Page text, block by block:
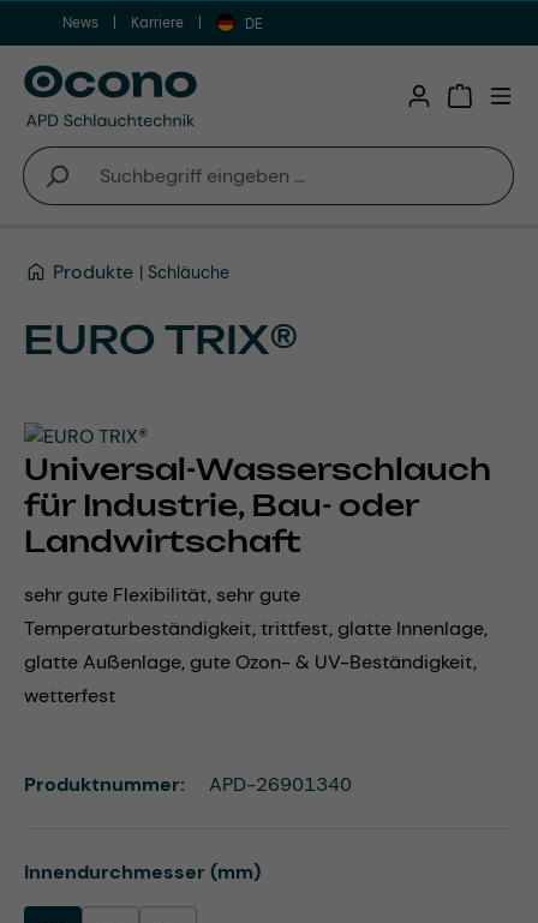
Zum Hauptinhalt springen
News Karriere DE
Produkte Schläuche
EURO TRIX®
Universal-Wasserschlauch
für Industrie, Bau- oder
Landwirtschaft
sehr gute Flexibilität, sehr gute
Temperaturbeständigkeit, trittfest, glatte Innenlage,
glatte Außenlage, gute Ozon- & UV-Beständigkeit,
wetterfest
Innendurchmesser (mm)auswählen
Produktnummer: APD-26901340